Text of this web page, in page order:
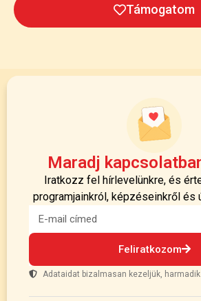
Támogatom
Maradj
Iratkozz fel hírlevelünkre, és
programjainkról, képzéseinkről és
Feliratkozom
Adataidat bizalmasan kezeljük,